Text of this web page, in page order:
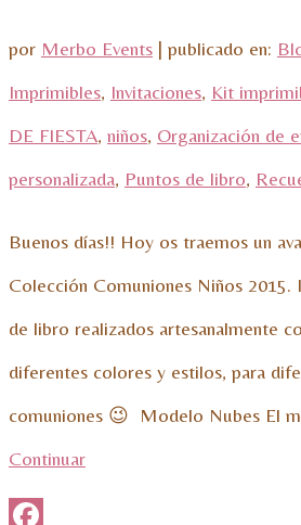
por Merbo Events | publicado en:
Imprimibles, Invitaciones, Kit
DE FIESTA, niños, Organización de
personalizada, Puntos de libro,
Buenos días!! Hoy os traemos un
Colección Comuniones Niños 2015.
de libro realizados artesanalmente
diferentes colores y estilos, para
comuniones 😉 Modelo Nubes El
Continuar